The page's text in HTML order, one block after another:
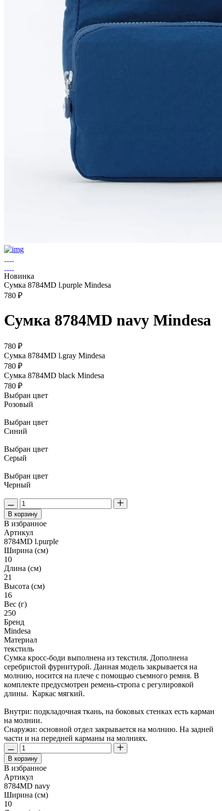
Новинка
Сумка 8784MD l.purple Mindesa
780 ₽
Сумка 8784MD navy Mindesa
780 ₽
Сумка 8784MD l.gray Mindesa
780 ₽
Сумка 8784MD black Mindesa
780 ₽
Выбран цвет
Розовый
Выбран цвет
Синий
Выбран цвет
Серый
Выбран цвет
Черный
В корзину
В избранное
Артикул
8784MD l.purple
Ширина (см)
10
Длина (см)
21
Высота (см)
16
Вес (г)
250
Бренд
Mindesa
Материал
текстиль
Сумка кросс-боди выполнена из текстиля. Дополнена
серебристой фурнитурой. Данная модель закрывается на
молнию, носится на плече с помощью съемного ремня. В
комплекте предусмотрен ремень-стропа с регулировкой
длины. Каркас мягкий.
Внутри: подкладочная ткань, на боковых стенках есть карман
на молнии.
Снаружи: основной отдел закрывается на молнию. На задней
части и на передней карманы на молниях.
В корзину
В избранное
Артикул
8784MD navy
Ширина (см)
10